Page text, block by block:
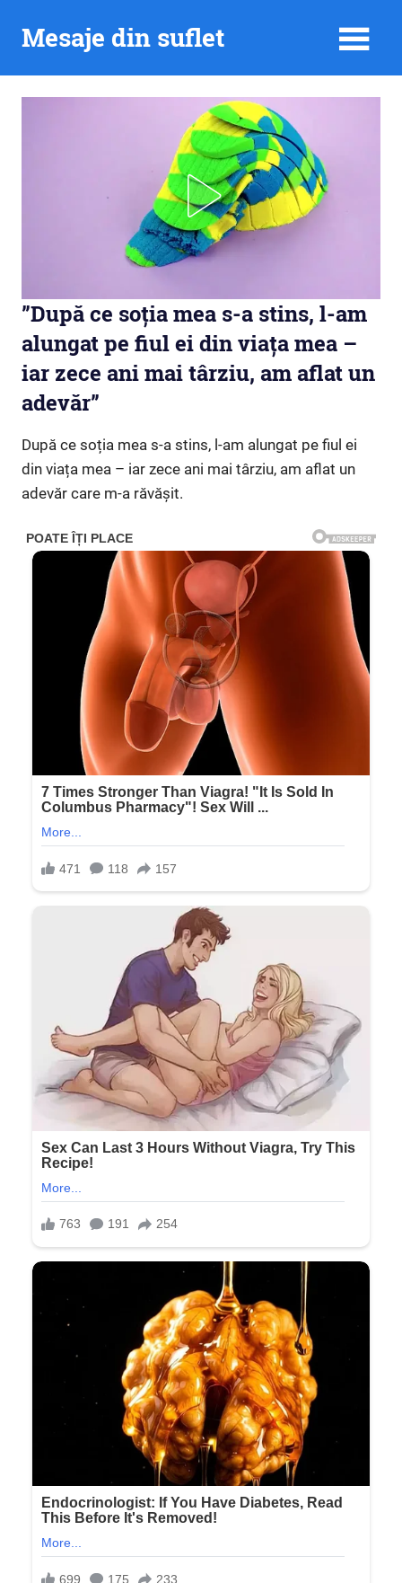
Mesaje din suflet
”După ce soția mea s-a stins, l-am
alungat pe fiul ei din viața mea –
iar zece ani mai târziu, am aflat un
adevăr”
După ce soția mea s-a stins, l-am alungat pe fiul ei
din viața mea – iar zece ani mai târziu, am aflat un
adevăr care m-a răvășit.